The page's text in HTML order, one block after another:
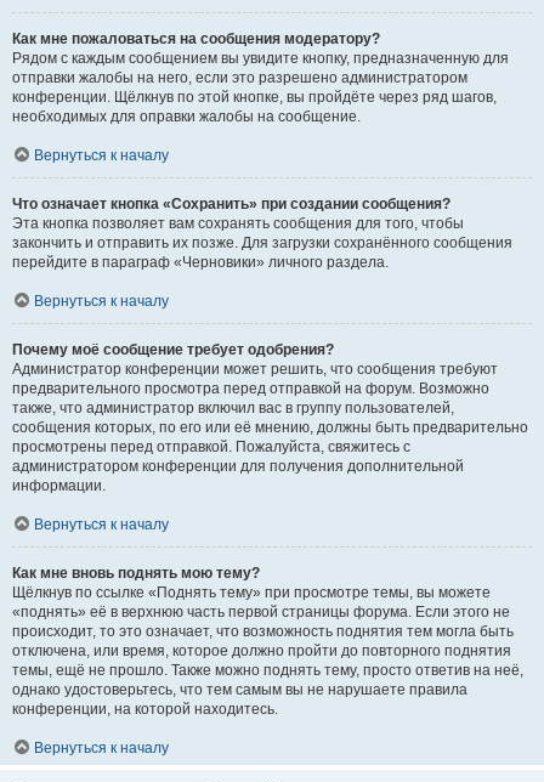
Как мне пожаловаться на сообщения модератору?
Рядом с каждым сообщением вы увидите кнопку, предназначенную для
отправки жалобы на него, если это разрешено администратором
конференции. Щёлкнув по этой кнопке, вы пройдёте через ряд шагов,
необходимых для оправки жалобы на сообщение.
Вернуться к началу
Что означает кнопка «Сохранить» при создании сообщения?
Эта кнопка позволяет вам сохранять сообщения для того, чтобы
закончить и отправить их позже. Для загрузки сохранённого сообщения
перейдите в параграф «Черновики» личного раздела.
Вернуться к началу
Почему моё сообщение требует одобрения?
Администратор конференции может решить, что сообщения требуют
предварительного просмотра перед отправкой на форум. Возможно
также, что администратор включил вас в группу пользователей,
сообщения которых, по его или её мнению, должны быть предварительно
просмотрены перед отправкой. Пожалуйста, свяжитесь с
администратором конференции для получения дополнительной
информации.
Вернуться к началу
Как мне вновь поднять мою тему?
Щёлкнув по ссылке «Поднять тему» при просмотре темы, вы можете
«поднять» её в верхнюю часть первой страницы форума. Если этого не
происходит, то это означает, что возможность поднятия тем могла быть
отключена, или время, которое должно пройти до повторного поднятия
темы, ещё не прошло. Также можно поднять тему, просто ответив на неё,
однако удостоверьтесь, что тем самым вы не нарушаете правила
конференции, на которой находитесь.
Вернуться к началу